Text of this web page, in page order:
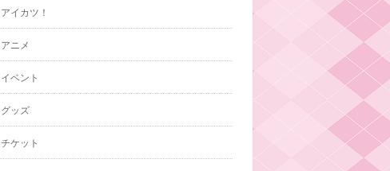
アイカツ！
アニメ
イベント
グッズ
チケット